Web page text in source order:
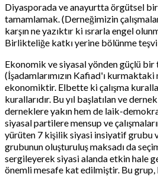
Diyasporada ve anayurtta örgütsel
tamamlamak. (Derneğimizin
karşın ne yazıktır ki ısrarla engel
Birlikteliğe katkı yerine bölünme
Ekonomik ve siyasal yönden güçlü
(İşadamlarımızın Kafiad'ı
ekonomiktir. Elbette ki çalışma
kurallarıdır. Bu yıl başlatılan ve
derneklere yakın hem de laik-
siyasal partilere mensup ve
yürüten 7 kişilik siyasi insiyatif grubu
grubunun oluşturuluş maksadı da
sergileyerek siyasi alanda etkin hale
önemli mesafe kat edilmiştir. Bu grup,